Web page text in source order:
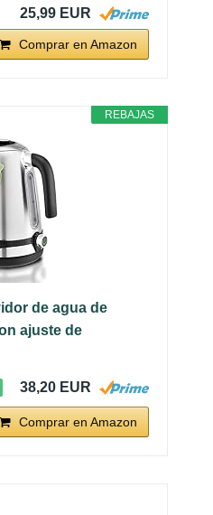
25,99 EUR
Comprar en Amazon
REBAJAS
de agua de
ajuste de
38,20 EUR
Comprar en Amazon